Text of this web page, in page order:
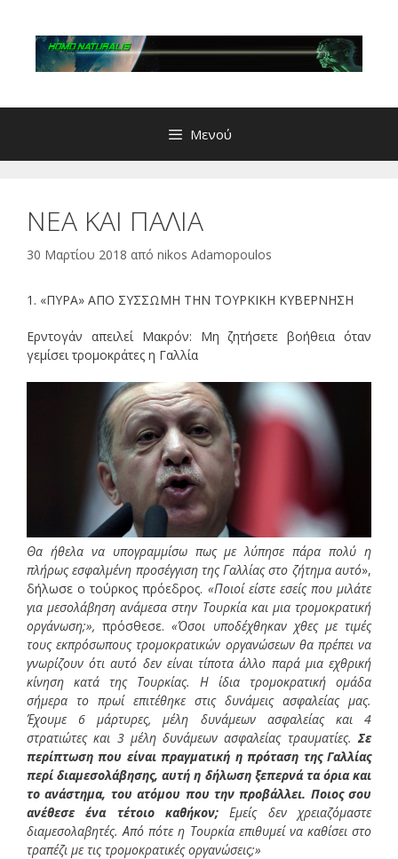
περιεχόμενο
Μενού
ΝΕΑ ΚΑΙ ΠΑΛΙΑ
30 Μαρτίου 2018 από nikos Adamopoulos
1. «ΠΥΡΑ» ΑΠΟ ΣΥΣΣΩΜΗ ΤΗΝ ΤΟΥΡΚΙΚΗ ΚΥΒΕΡΝΗΣΗ
Ερντογάν απειλεί Μακρόν: Μη ζητήσετε βοήθεια όταν
γεμίσει τρομοκράτες η Γαλλία
Θα ήθελα να υπογραμμίσω πως με λύπησε πάρα πολύ η
πλήρως εσφαλμένη προσέγγιση της Γαλλίας στο ζήτημα αυτό»,
δήλωσε ο τούρκος πρόεδρος. «Ποιοί είστε εσείς που μιλάτε
για μεσολάβηση ανάμεσα στην Τουρκία και μια τρομοκρατική
οργάνωση;»,πρόσθεσε.«Όσοι υποδέχθηκαν χθες με τιμές
τους εκπρόσωπους τρομοκρατικών οργανώσεων θα πρέπει να
γνωρίζουν ότι αυτό δεν είναι τίποτα άλλο παρά μια εχθρική
κίνηση κατά της Τουρκίας. Η ίδια τρομοκρατική ομάδα
σήμερα το πρωί επιτέθηκε στις δυνάμεις ασφαλείας μας.
Έχουμε 6 μάρτυρες, μέλη δυνάμεων ασφαλείας και 4
στρατιώτες και 3 μέλη δυνάμεων ασφαλείας τραυματίες. Σε
περίπτωση που είναι πραγματική η πρόταση της Γαλλίας
περί διαμεσολάβησης, αυτή η δήλωση ξεπερνά τα όρια και
το ανάστημα, του ατόμου που την προβάλλει. Ποιος σου
ανέθεσε ένα τέτοιο καθήκον; Εμείς δεν χρειαζόμαστε
διαμεσολαβητές. Από πότε η Τουρκία επιθυμεί να καθίσει στο
τραπέζι με τις τρομοκρατικές οργανώσεις;»